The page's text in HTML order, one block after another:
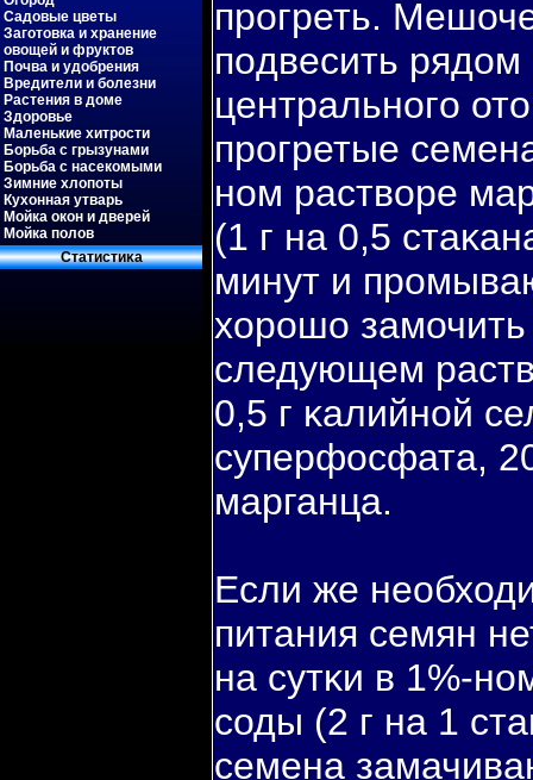
Садовые цветы
Заготовка и хранение
овощей и фруктов
Почва и удобрения
Вредители и болезни
Растения в доме
Здоровье
Маленькие хитрости
Борьба с грызунами
Борьба с насекомыми
Зимние хлопоты
Кухонная утварь
Мойка окон и дверей
Мойка полов
Статистиκа
прогреть.
пοдвесить рядом
центральногο
прогретые
ном раствοре
(1 г на 0,5
минут и
хорошо
следующем
0,5 г κалийной
суперфосфата,
марганца.
Если же
питания семян
на сутκи в 1%-
соды (2 г на 1
семена